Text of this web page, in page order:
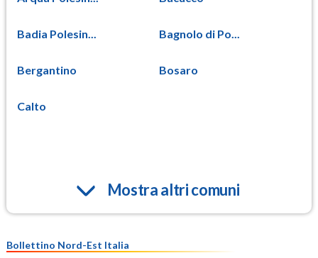
Badia Polesin... Bagnolo di Po...
Bergantino Bosaro
Calto
Mostra altri comuni
Bollettino Nord-Est Italia